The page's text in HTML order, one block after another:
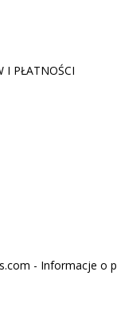
I PŁATNOŚCI
- Informacje o